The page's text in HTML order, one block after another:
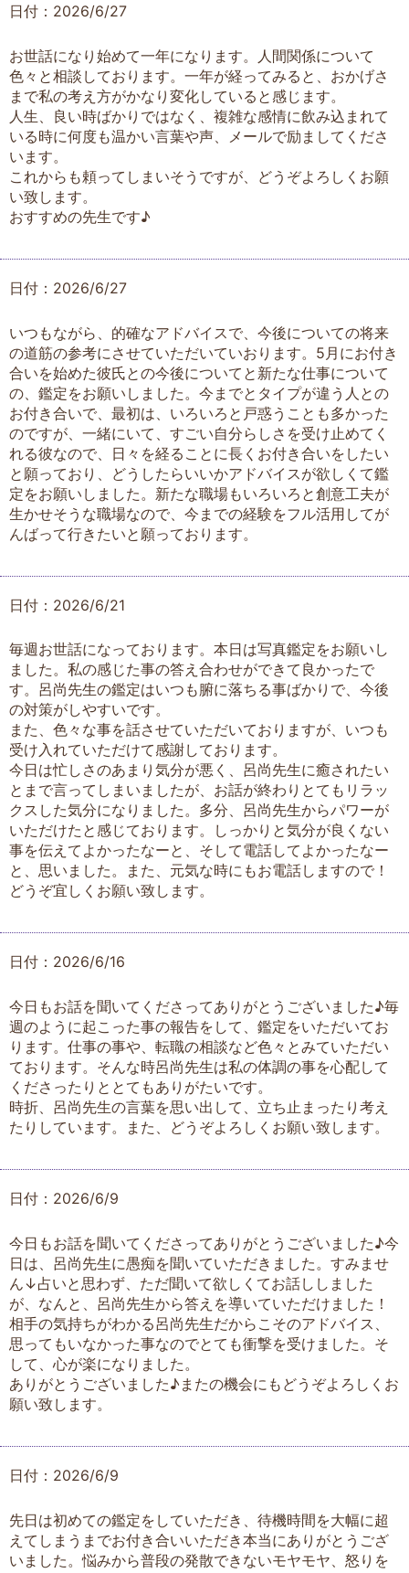
日付：2026/6/27
お世話になり始めて一年になります。人間関係について
色々と相談しております。一年が経ってみると、おかげさ
まで私の考え方がかなり変化していると感じます。
人生、良い時ばかりではなく、複雑な感情に飲み込まれて
いる時に何度も温かい言葉や声、メールで励ましてくださ
います。
これからも頼ってしまいそうですが、どうぞよろしくお願
い致します。
おすすめの先生です♪
日付：2026/6/27
いつもながら、的確なアドバイスで、今後についての将来
の道筋の参考にさせていただいていおります。5月にお付き
合いを始めた彼氏との今後についてと新たな仕事について
の、鑑定をお願いしました。今までとタイプが違う人との
お付き合いで、最初は、いろいろと戸惑うことも多かった
のですが、一緒にいて、すごい自分らしさを受け止めてく
れる彼なので、日々を経ることに長くお付き合いをしたい
と願っており、どうしたらいいかアドバイスが欲しくて鑑
定をお願いしました。新たな職場もいろいろと創意工夫が
生かせそうな職場なので、今までの経験をフル活用してが
んばって行きたいと願っております。
日付：2026/6/21
毎週お世話になっております。本日は写真鑑定をお願いし
ました。私の感じた事の答え合わせができて良かったで
す。呂尚先生の鑑定はいつも腑に落ちる事ばかりで、今後
の対策がしやすいです。
また、色々な事を話させていただいておりますが、いつも
受け入れていただけて感謝しております。
今日は忙しさのあまり気分が悪く、呂尚先生に癒されたい
とまで言ってしまいましたが、お話が終わりとてもリラッ
クスした気分になりました。多分、呂尚先生からパワーが
いただけたと感じております。しっかりと気分が良くない
事を伝えてよかったなーと、そして電話してよかったなー
と、思いました。また、元気な時にもお電話しますので！
どうぞ宜しくお願い致します。
日付：2026/6/16
今日もお話を聞いてくださってありがとうございました♪毎
週のように起こった事の報告をして、鑑定をいただいてお
ります。仕事の事や、転職の相談など色々とみていただい
ております。そんな時呂尚先生は私の体調の事を心配して
くださったりととてもありがたいです。
時折、呂尚先生の言葉を思い出して、立ち止まったり考え
たりしています。また、どうぞよろしくお願い致します。
日付：2026/6/9
今日もお話を聞いてくださってありがとうございました♪今
日は、呂尚先生に愚痴を聞いていただきました。すみませ
ん↓占いと思わず、ただ聞いて欲しくてお話ししました
が、なんと、呂尚先生から答えを導いていただけました！
相手の気持ちがわかる呂尚先生だからこそのアドバイス、
思ってもいなかった事なのでとても衝撃を受けました。そ
して、心が楽になりました。
ありがとうございました♪またの機会にもどうぞよろしくお
願い致します。
日付：2026/6/9
先日は初めての鑑定をしていただき、待機時間を大幅に超
えてしまうまでお付き合いいただき本当にありがとうござ
いました。悩みから普段の発散できないモヤモヤ、怒りを